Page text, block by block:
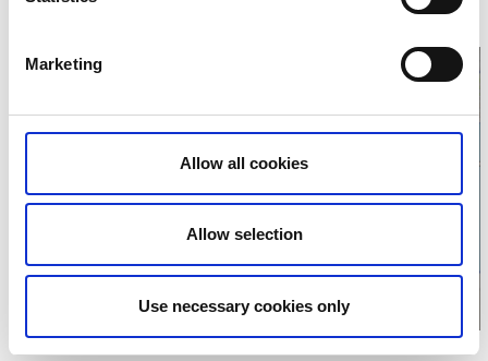
Marketing
Allow all cookies
Allow selection
Use necessary cookies only
Klicka för att visa
karta